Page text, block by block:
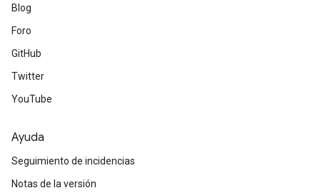
Blog
Foro
GitHub
Twitter
YouTube
Ayuda
Seguimiento de incidencias
Notas de la versión